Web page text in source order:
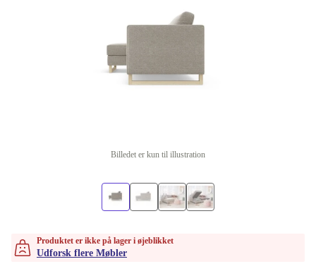
Billedet er kun til illustration
Produktet er ikke på lager i øjeblikket
Udforsk flere Møbler